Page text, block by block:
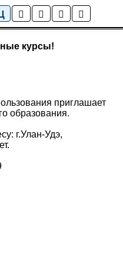
Ц
курсы!
приглашает
образования.
г.Улан-Удэ,